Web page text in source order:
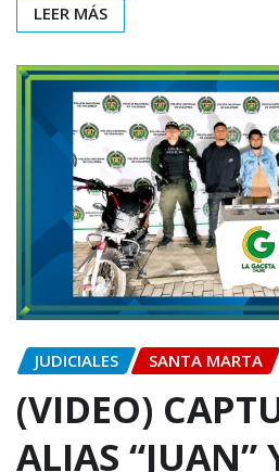
LEER MÁS
JUDICIALES SANTA MARTA
(VIDEO)
ALIAS “JUAN”